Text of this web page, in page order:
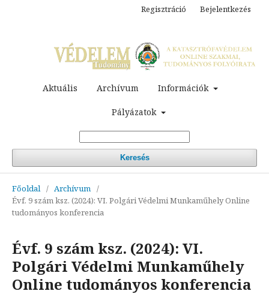
Aktuális Archívum Információk
Pályázatok
Keresés
Regisztráció Bejelentkezés
Főoldal / Archívum
/
Évf. 9 szám ksz. (2024): VI. Polgári Védelmi Munkaműhely Online
tudományos konferencia
Évf. 9 szám ksz. (2024): VI.
Polgári Védelmi Munkaműhely
Online tudományos konferencia